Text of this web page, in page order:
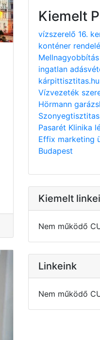
Kiemelt
vízszerelő 16.
konténer
Mellnagyobbítás
ingatlan
Vízvezeték
Hörmann
Pasarét Klinika
Effix marketing
Budapest
Kiemelt
Nem működő
Linkeink
Nem működő